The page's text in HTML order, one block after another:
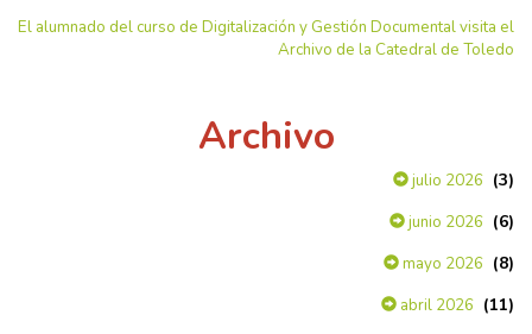
El alumnado del curso de Digitalización y Gestión Documental visita el
Archivo de la Catedral de Toledo
Archivo
julio 2026 (3)
junio 2026 (6)
mayo 2026 (8)
abril 2026 (11)